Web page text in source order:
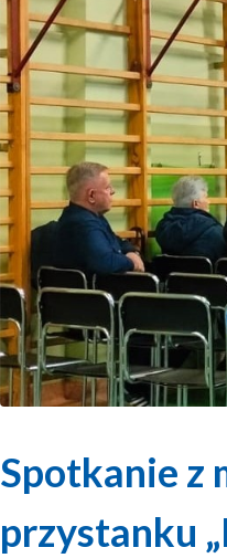
Spotkanie z
przystanku